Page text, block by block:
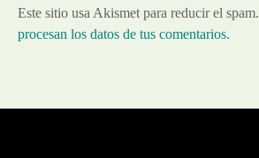
Este sitio usa Akismet para reducir el spam.
procesan los datos de tus comentarios.